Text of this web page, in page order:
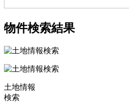
物件検索結果
土地情報
検索